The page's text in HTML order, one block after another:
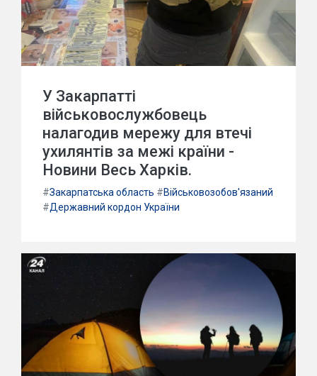
У Закарпатті
військовослужбовець
налагодив мережу для втечі
ухилянтів за межі країни -
Новини Весь Харків.
#Закарпатська область #Військовозобов'язаний
#Державний кордон України